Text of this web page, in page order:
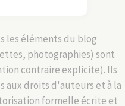
les éléments du blog
photographies) sont
contraire explicite). Ils
aux droits d'auteurs et à la
formelle écrite et